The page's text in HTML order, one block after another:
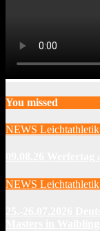
You missed
NEWS
NEWS